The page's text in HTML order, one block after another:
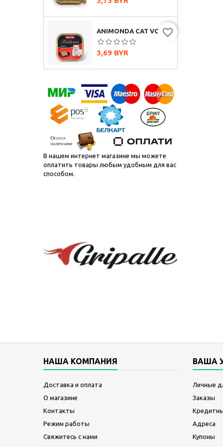
ANIMONDA CAT VOM FEINSTEN SENIOR С ГОВЯДИНОЙ, 100Г
Цена
3,69 BYR
favorite_border
В нашем интернет магазине мы можете
оплатить товары любым удобным для вас
способом.
НАША КОМПАНИЯ
Доставка и оплата
О магазине
Контакты
Режим работы
Свяжитесь с нами
ВАША
Личные
Заказы
Адреса
Купоны